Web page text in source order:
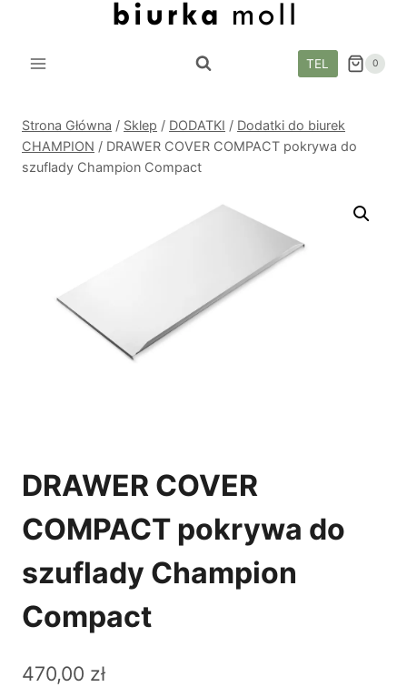
treści
TEL 0
Strona Główna / Sklep / DODATKI / Dodatki do biurek
CHAMPION / DRAWER COVER COMPACT pokrywa do
szuflady Champion Compact
DRAWER COVER
COMPACT pokrywa do
szuflady Champion
Compact
470,00 zł